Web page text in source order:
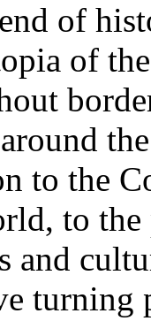
of
of
to the
to the
and
turning